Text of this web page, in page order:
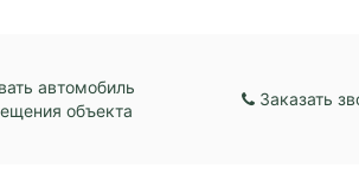
автомобиль
объекта
Заказать